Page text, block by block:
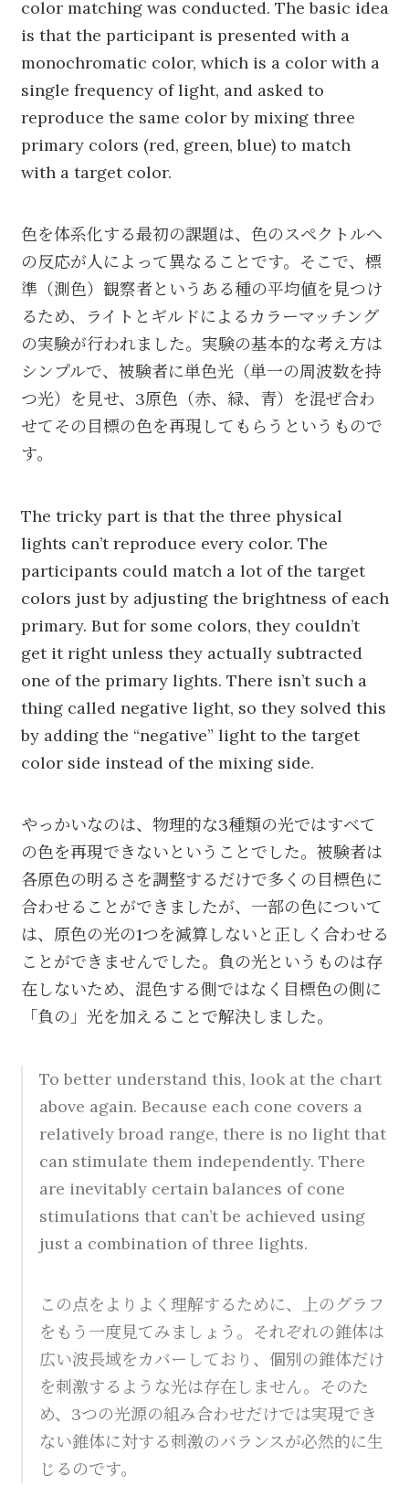
color matching was conducted. The basic idea
is that the participant is presented with a
monochromatic color, which is a color with a
single frequency of light, and asked to
reproduce the same color by mixing three
primary colors (red, green, blue) to match
with a target color.
色を体系化する最初の課題は、色のスペクトルへ
の反応が人によって異なることです。そこで、標
準（測色）観察者というある種の平均値を見つけ
るため、ライトとギルドによるカラーマッチング
の実験が行われました。実験の基本的な考え方は
シンプルで、被験者に単色光（単一の周波数を持
つ光）を見せ、3原色（赤、緑、青）を混ぜ合わ
せてその目標の色を再現してもらうというもので
す。
The tricky part is that the three physical
lights can’t reproduce every color. The
participants could match a lot of the target
colors just by adjusting the brightness of each
primary. But for some colors, they couldn’t
get it right unless they actually subtracted
one of the primary lights. There isn’t such a
thing called negative light, so they solved this
by adding the “negative” light to the target
color side instead of the mixing side.
やっかいなのは、物理的な3種類の光ではすべて
の色を再現できないということでした。被験者は
各原色の明るさを調整するだけで多くの目標色に
合わせることができましたが、一部の色について
は、原色の光の1つを減算しないと正しく合わせる
ことができませんでした。負の光というものは存
在しないため、混色する側ではなく目標色の側に
「負の」光を加えることで解決しました。
To better understand this, look at the chart
above again. Because each cone covers a
relatively broad range, there is no light that
can stimulate them independently. There
are inevitably certain balances of cone
stimulations that can’t be achieved using
just a combination of three lights.
この点をよりよく理解するために、上のグラフ
をもう一度見てみましょう。それぞれの錐体は
広い波長域をカバーしており、個別の錐体だけ
を刺激するような光は存在しません。そのた
め、3つの光源の組み合わせだけでは実現でき
ない錐体に対する刺激のバランスが必然的に生
じるのです。